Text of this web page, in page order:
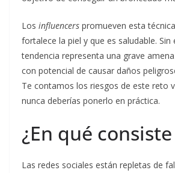
Los influencers promueven esta
fortalece la piel y que es saludable.
tendencia representa una grave
con potencial de causar daños
Te contamos los riesgos de este reto
nunca deberías ponerlo en práctica.
¿En qué
Las redes sociales están repletas de